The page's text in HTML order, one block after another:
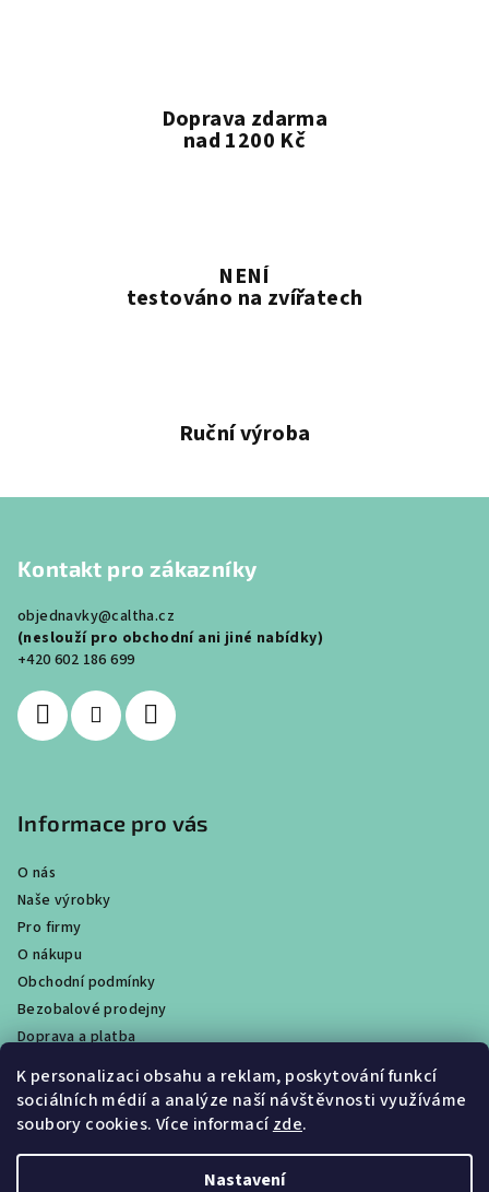
K personalizaci obsahu a reklam, poskytování funkcí
sociálních médií a analýze naší návštěvnosti využíváme
soubory cookies. Více informacízde.
Nastavení
Doprava zdarma
nad 1200 Kč
NENÍ
testováno na zvířatech
Ruční výroba
Kontakt pro zákazníky
objednavky@caltha.cz
(neslouží pro obchodní ani jiné nabídky)
+420 602 186 699
Informace pro vás
O nás
Naše výrobky
Pro firmy
O nákupu
Obchodní podmínky
Bezobalové prodejny
Doprava a platba
Ochrana osobních údajů / GDPR
Věrnostní program
Obchody